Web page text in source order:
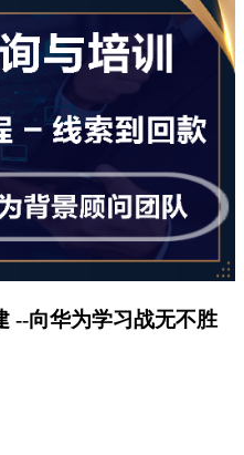
--向华为学习战无不胜